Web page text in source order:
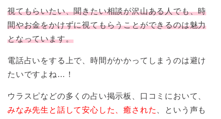
視てもらいたい、聞きたい相談が沢山ある人でも、時
間やお金をかけずに視てもらうことができるのは魅力
となっています。
電話占いをする上で、時間がかかってしまうのは避け
たいですよね…！
ウラスピなどの多くの占い掲示板、口コミにおいて、
みなみ先生と話して安心した、癒された
、という声も